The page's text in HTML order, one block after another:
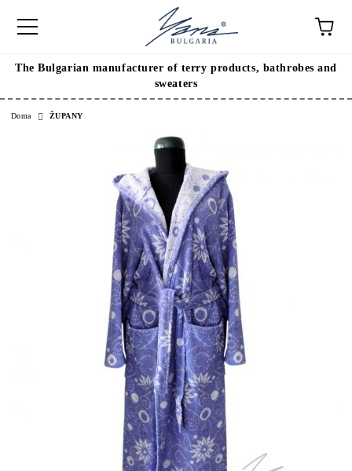
The Bulgarian manufacturer of terry products, bathrobes and
sweaters
Doma ŽUPANY